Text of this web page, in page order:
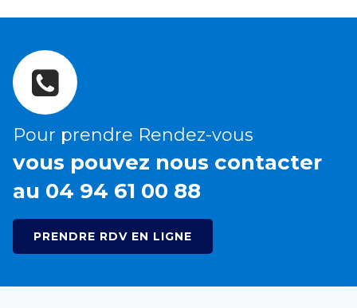
Pour prendre Rendez-vous
vous pouvez nous contacter
au 04 94 61 00 88
PRENDRE RDV EN LIGNE